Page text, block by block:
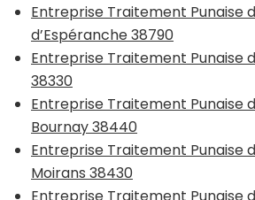
Entreprise Traitement Punaise
d’Espéranche 38790
Entreprise Traitement Punaise
38330
Entreprise Traitement Punaise
Bournay 38440
Entreprise Traitement Punaise
Moirans 38430
Entreprise Traitement Punaise